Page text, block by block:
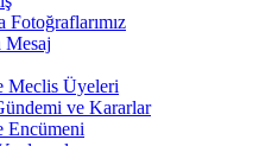
Fotoğraflarımız
Mesaj
Meclis Üyeleri
ve Kararlar
Encümeni